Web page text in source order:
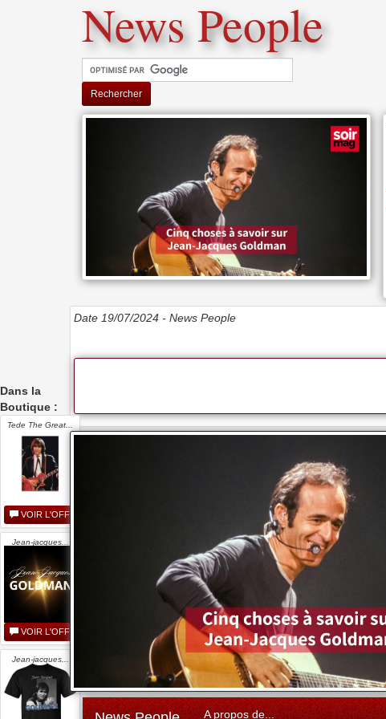
News People
Rechercher
Date 19/07/2024 - News People
Dans la
Boutique :
Tede The Great...
VOIR L'OFFRE
Jean-jacques...
VOIR L'OFFRE
Jean-jacques...
A propos de...